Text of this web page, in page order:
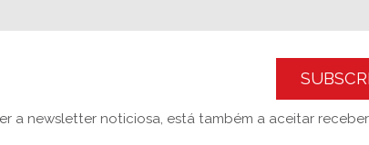
a newsletter noticiosa, está também a aceitar